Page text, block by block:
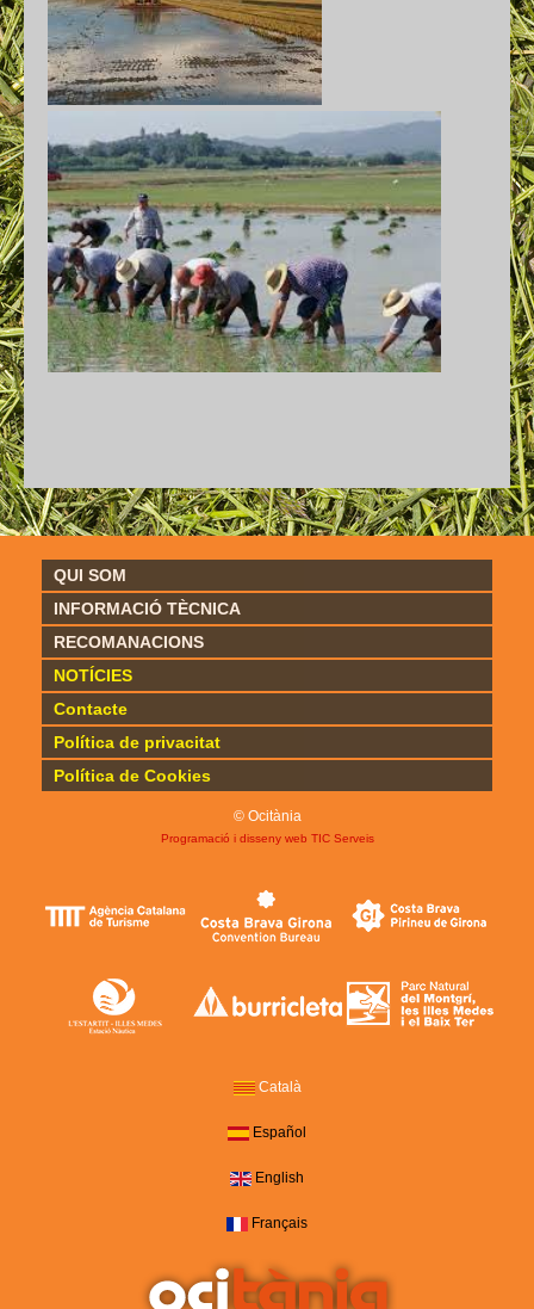
QUI SOM
INFORMACIÓ TÈCNICA
RECOMANACIONS
NOTÍCIES
Contacte
Política de privacitat
Política de Cookies
© Ocitània
Programació i disseny web TIC Serveis
Català
Español
English
Français